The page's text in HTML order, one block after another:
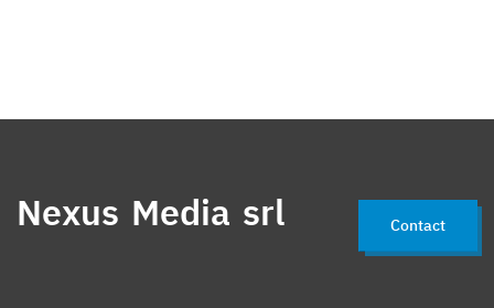
Nexus Media srl Contact